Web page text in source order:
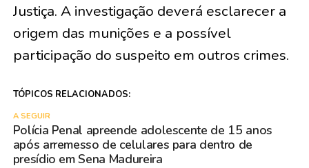
Justiça. A investigação deverá esclarecer a
origem das munições e a possível
participação do suspeito em outros crimes.
TÓPICOS RELACIONADOS:
A SEGUIR
Polícia Penal apreende adolescente de 15 anos
após arremesso de celulares para dentro de
presídio em Sena Madureira